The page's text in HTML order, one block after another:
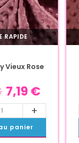
RAPIDE
Vieux Rose
7,19 €
+
panier